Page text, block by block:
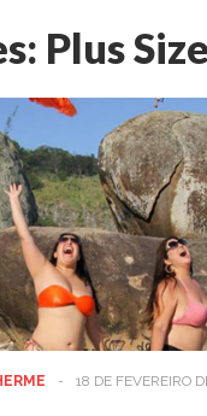
Plus Size
- 18 DE FEVEREIRO